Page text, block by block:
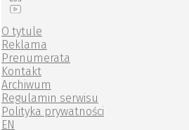
O tytule
Reklama
Prenumerata
Kontakt
Archiwum
Regulamin serwisu
Polityka prywatności
EN